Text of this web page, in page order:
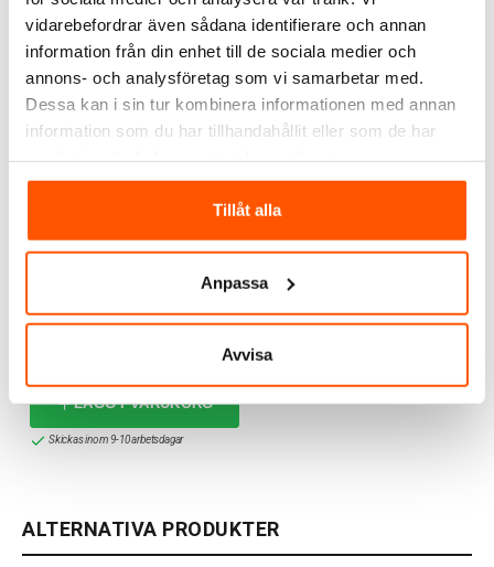
vidarebefordrar även sådana identifierare och annan
information från din enhet till de sociala medier och
annons- och analysföretag som vi samarbetar med.
Dessa kan i sin tur kombinera informationen med annan
information som du har tillhandahållit eller som de har
Tillåt alla
Anpassa
Avvisa
LÄGG I VARUKORG LÄGG I VARUKORG
Outdoor Utökning Vägg
LÄGG I VARUKORG
Skickas inom 9-10 arbetsdagar
ALTERNATIVA PRODUKTER